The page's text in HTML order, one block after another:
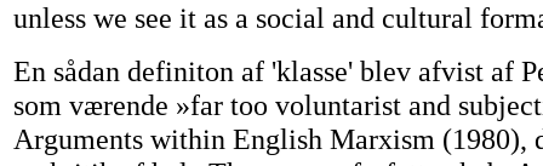
unless we see it as a social and cultural
En sådan definiton af 'klasse' blev afvist af
som værende »far too voluntarist and
Arguments within English Marxism (1980),